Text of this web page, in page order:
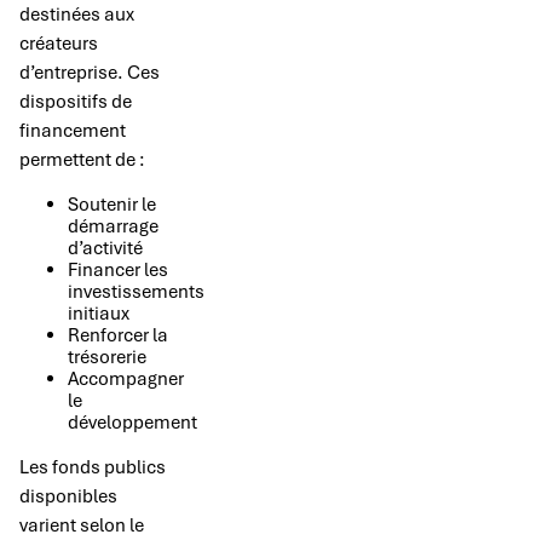
destinées aux
créateurs
d’entreprise. Ces
dispositifs de
financement
permettent de :
Soutenir le
démarrage
d’activité
Financer les
investissements
initiaux
Renforcer la
trésorerie
Accompagner
le
développement
Les fonds publics
disponibles
varient selon le